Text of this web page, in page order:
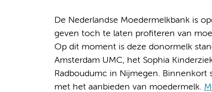
De Nederlandse Moedermelkbank is
geven toch te laten profiteren van
Op dit moment is deze donormelk
Amsterdam UMC, het Sophia
Radboudumc in Nijmegen.
met het aanbieden van moedermelk.